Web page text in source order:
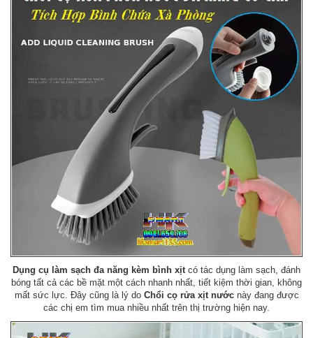
Dụng cụ làm sạch đa năng kèm bình xịt có tác dụng làm sạch, đánh
bóng tất cả các bề mặt một cách nhanh nhất, tiết kiệm thời gian, không
mất sức lực. Đây cũng là lý do Chổi cọ rửa xịt nướcnày đang được
các chị em tìm mua nhiều nhất trên thị trường hiện nay.